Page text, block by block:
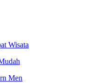
Wisata
Men